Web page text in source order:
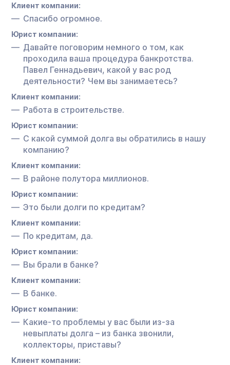
Клиент компании:
Спасибо огромное.
Юрист компании:
Давайте поговорим немного о том, как
проходила ваша процедура банкротства.
Павел Геннадьевич, какой у вас род
деятельности? Чем вы занимаетесь?
Клиент компании:
Работа в строительстве.
Юрист компании:
С какой суммой долга вы обратились в нашу
компанию?
Клиент компании:
В районе полутора миллионов.
Юрист компании:
Это были долги по кредитам?
Клиент компании:
По кредитам, да.
Юрист компании:
Вы брали в банке?
Клиент компании:
В банке.
Юрист компании:
Какие-то проблемы у вас были из-за
невыплаты долга – из банка звонили,
коллекторы, приставы?
Клиент компании: